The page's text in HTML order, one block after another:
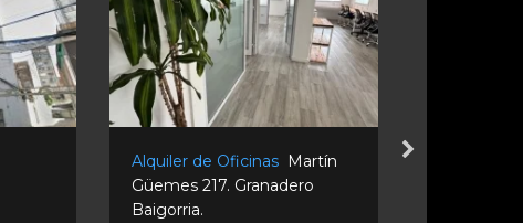
Alquiler de Oficinas Martín
Güemes 217. Granadero
Baigorria.